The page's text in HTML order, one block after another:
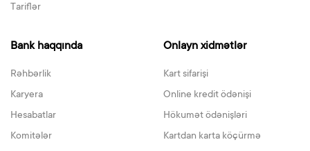
Tariflər
Bank haqqında
Rəhbərlik
Karyera
Hesabatlar
Komitələr
Onlayn xidmətlər
Kart sifarişi
Online kredit ödənişi
Hökumət ödənişləri
Kartdan karta köçürmə